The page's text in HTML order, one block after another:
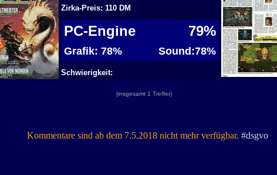
Zirka-Preis: 110 DM
PC-Engine 79%
Grafik: 78% Sound:78%
Schwierigkeit:
(insgesamt 1 Treffer)
Kommentare sind ab dem 7.5.2018 nicht mehr verfügbar. #dsgvo